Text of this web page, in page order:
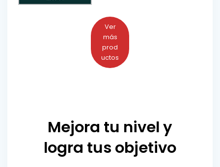
Ver
más
prod
uctos
Mejora tu nivel y
logra tus objetivo